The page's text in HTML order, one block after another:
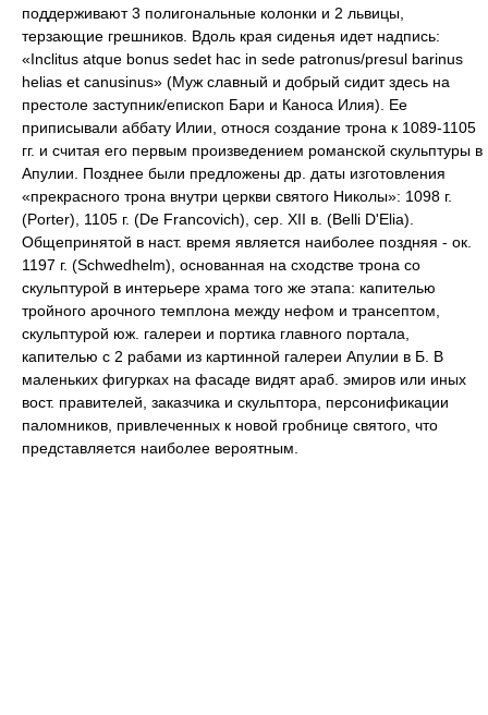
поддерживают 3 полигональные колонки и 2 львицы,
терзающие грешников. Вдоль края сиденья идет надпись:
«Inclitus atque bonus sedet hac in sede patronus/presul barinus
helias et canusinus» (Муж славный и добрый сидит здесь на
престоле заступник/епископ Бари и Каноса Илия). Ее
приписывали аббату Илии, относя создание трона к 1089-1105
гг. и считая его первым произведением романской скульптуры в
Апулии. Позднее были предложены др. даты изготовления
«прекрасного трона внутри церкви святого Николы»: 1098 г.
(Porter), 1105 г. (De Francovich), сер. XII в. (Belli D'Elia).
Общепринятой в наст. время является наиболее поздняя - ок.
1197 г. (Schwedhelm), основанная на сходстве трона со
скульптурой в интерьере храма того же этапа: капителью
тройного арочного темплона между нефом и трансептом,
скульптурой юж. галереи и портика главного портала,
капителью с 2 рабами из картинной галереи Апулии в Б. В
маленьких фигурках на фасаде видят араб. эмиров или иных
вост. правителей, заказчика и скульптора, персонификации
паломников, привлеченных к новой гробнице святого, что
представляется наиболее вероятным.